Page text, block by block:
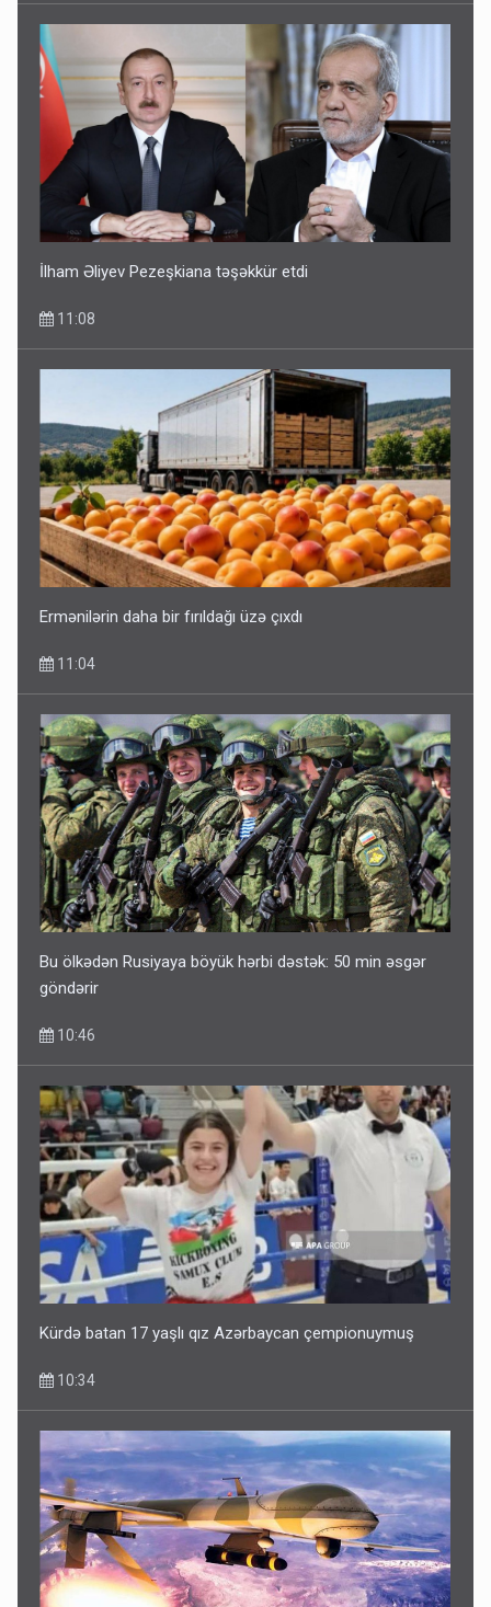
İlham Əliyev Pezeşkiana təşəkkür etdi
11:08
Ermənilərin daha bir fırıldağı üzə çıxdı
11:04
Bu ölkədən Rusiyaya böyük hərbi dəstək: 50 min əsgər
göndərir
10:46
Kürdə batan 17 yaşlı qız Azərbaycan çempionuymuş
10:34